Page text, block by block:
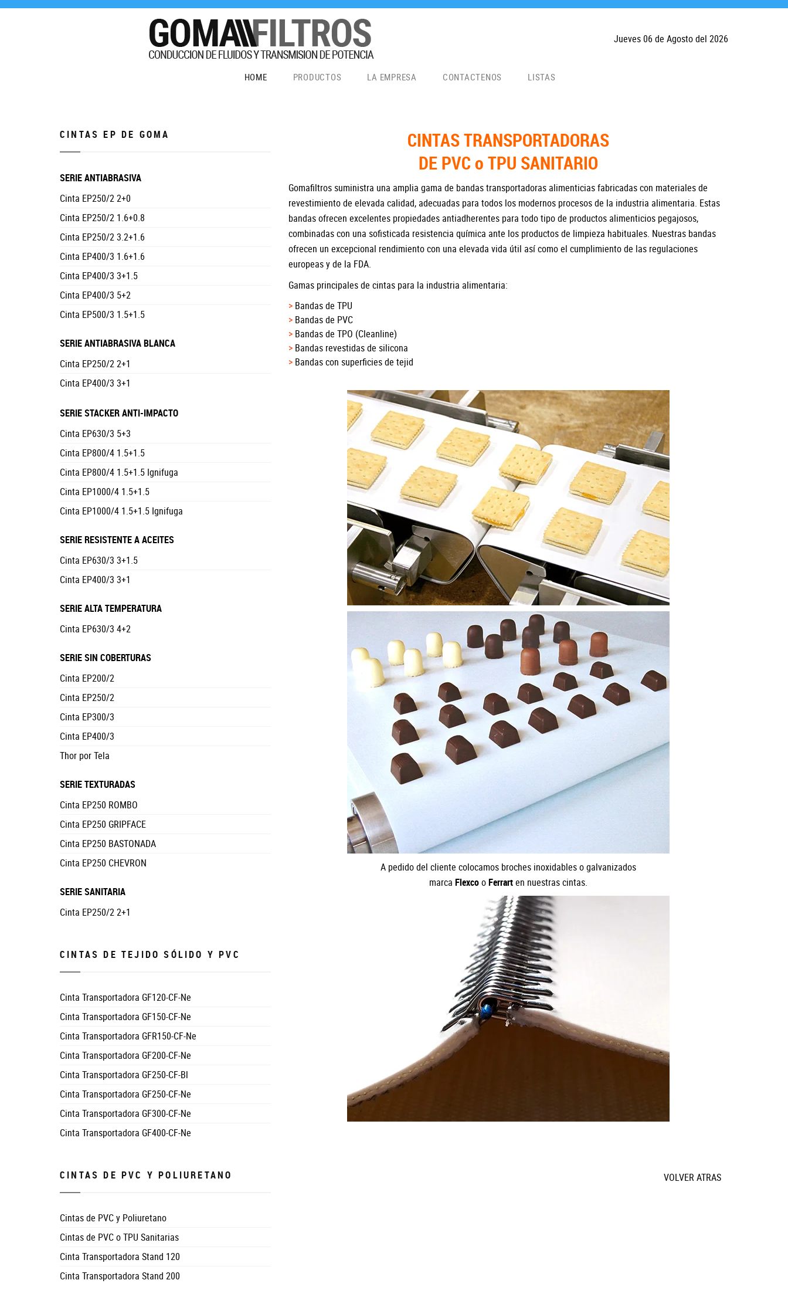
Jueves 06 de Agosto del 2026
HOME PRODUCTOS LA EMPRESA CONTACTENOS LISTAS
CINTAS TRANSPORTADORAS
DE PVC o TPU SANITARIO
Gomafiltros suministra una amplia gama de bandas transportadoras alimenticias fabricadas con materiales de
revestimiento de elevada calidad, adecuadas para todos los modernos procesos de la industria alimentaria. Estas
bandas ofrecen excelentes propiedades antiadherentes para todo tipo de productos alimenticios pegajosos,
combinadas con una sofisticada resistencia química ante los productos de limpieza habituales. Nuestras bandas
ofrecen un excepcional rendimiento con una elevada vida útil así como el cumplimiento de las regulaciones
europeas y de la FDA.
Gamas principales de cintas para la industria alimentaria:
Bandas de TPU
Bandas de PVC
Bandas de TPO (Cleanline)
Bandas revestidas de silicona
Bandas con superficies de tejid
A pedido del cliente colocamos broches inoxidables o galvanizados
marca FlexcooFerrarten nuestras cintas.
VOLVER ATRAS
CINTAS EP DE GOMA
SERIE ANTIABRASIVA
Cinta EP250/2 2+0
Cinta EP250/2 1.6+0.8
Cinta EP250/2 3.2+1.6
Cinta EP400/3 1.6+1.6
Cinta EP400/3 3+1.5
Cinta EP400/3 5+2
Cinta EP500/3 1.5+1.5
SERIE ANTIABRASIVA BLANCA
Cinta EP250/2 2+1
Cinta EP400/3 3+1
SERIE STACKER ANTI-IMPACTO
Cinta EP630/3 5+3
Cinta EP800/4 1.5+1.5
Cinta EP800/4 1.5+1.5 Ignifuga
Cinta EP1000/4 1.5+1.5
Cinta EP1000/4 1.5+1.5 Ignifuga
SERIE RESISTENTE A ACEITES
Cinta EP630/3 3+1.5
Cinta EP400/3 3+1
SERIE ALTA TEMPERATURA
Cinta EP630/3 4+2
SERIE SIN COBERTURAS
Cinta EP200/2
Cinta EP250/2
Cinta EP300/3
Cinta EP400/3
Thor por Tela
SERIE TEXTURADAS
Cinta EP250 ROMBO
Cinta EP250 GRIPFACE
Cinta EP250 BASTONADA
Cinta EP250 CHEVRON
SERIE SANITARIA
Cinta EP250/2 2+1
CINTAS DE TEJIDO SÓLIDO Y PVC
Cinta Transportadora GF120-CF-Ne
Cinta Transportadora GF150-CF-Ne
Cinta Transportadora GFR150-CF-Ne
Cinta Transportadora GF200-CF-Ne
Cinta Transportadora GF250-CF-Bl
Cinta Transportadora GF250-CF-Ne
Cinta Transportadora GF300-CF-Ne
Cinta Transportadora GF400-CF-Ne
CINTAS DE PVC Y POLIURETANO
Cintas de PVC y Poliuretano
Cintas de PVC o TPU Sanitarias
Cinta Transportadora Stand 120
Cinta Transportadora Stand 200